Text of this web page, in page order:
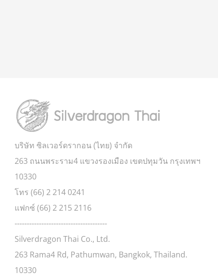
บริษัท ซิลเวอร์ดรากอน (ไทย) จำกัด
263 ถนนพระราม4 แขวงรองเมือง เขตปทุมวัน กรุงเทพฯ
10330
โทร (66) 2 214 0241
แฟกซ์ (66) 2 215 2116
--------------------------------------
Silverdragon Thai Co., Ltd.
263 Rama4 Rd, Pathumwan, Bangkok, Thailand.
10330